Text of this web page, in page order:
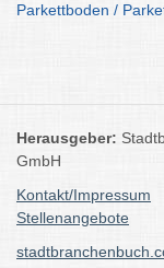
Parkettboden /
Herausgeber:
GmbH
Kontakt/Impressum
Stellenangebote